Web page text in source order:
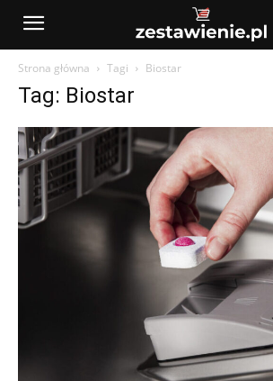
Strona główna Tagi Biostar
Tag: Biostar